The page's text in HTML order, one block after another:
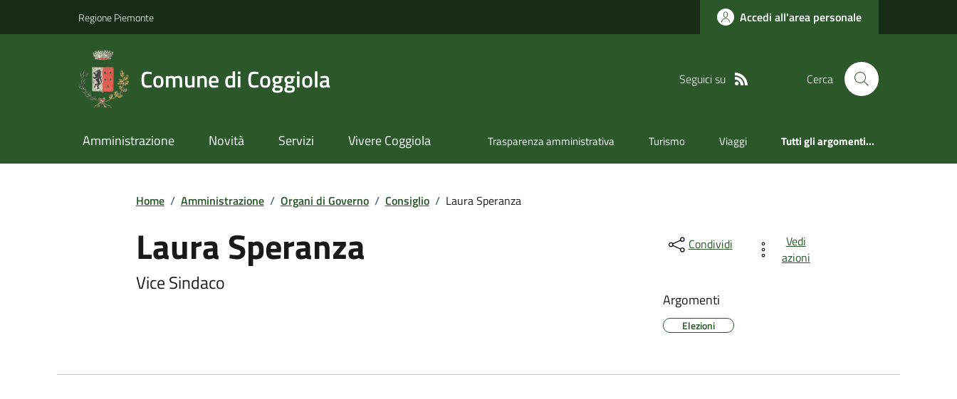
Regione Piemonte Accedi all'area personale
Comune di Coggiola Seguici su Cerca
Amministrazione Novità Servizi Vivere Coggiola Trasparenza amministrativa Turismo Viaggi Tutti gli argomenti...
Home / Amministrazione / Organi di Governo / Consiglio / Laura Speranza
Laura Speranza
Vice Sindaco
Condividi
Vedi
azioni
Argomenti
Elezioni